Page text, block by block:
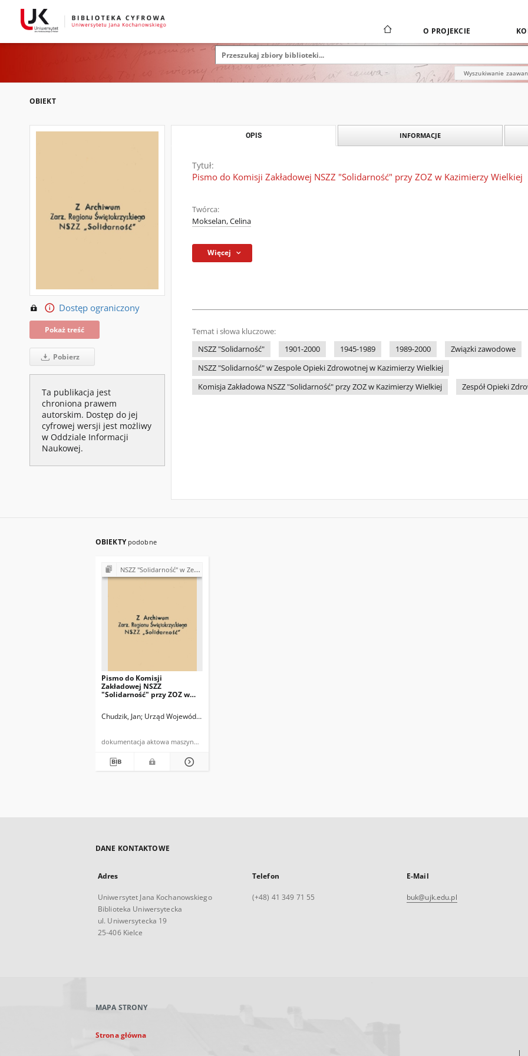
O PROJEKCIE
Wyszukiwanie
OBIEKT
Dostęp ograniczony
Pokaż treść
Pobierz
Ta publikacja jest
chroniona prawem
autorskim. Dostęp do jej
cyfrowej wersji jest możliwy
w Oddziale Informacji
Naukowej.
OPIS INFORMACJE
Tytuł:
Pismo do Komisji Zakładowej NSZZ "Solidarność" przy ZOZ w Kazimierzy Wielkiej
Twórca:
Mokselan, Celina
Więcej
Temat i słowa kluczowe:
NSZZ "Solidarność"
1901-2000 1945-1989 1989-2000
Związki zawodowe
NSZZ "Solidarność" w Zespole Opieki Zdrowotnej w Kazimierzy Wielkiej
Komisja Zakładowa NSZZ "Solidarność" przy ZOZ w Kazimierzy Wielkiej
Zespół Opieki
OBIEKTY podobne
NSZZ "Solidarność" w Zespole Opieki Zdrowotnej w Kazimierzy Wielkiej
Pismo do Komisji
Zakładowej NSZZ
"Solidarność" przy ZOZ w
Chudzik, Jan Urząd Wojewódzki w Kielcach
dokumentacja aktowa maszynopis
DANE KONTAKTOWE
Adres
Uniwersytet Jana Kochanowskiego
Biblioteka Uniwersytecka
ul. Uniwersytecka 19
25-406 Kielce
Telefon
(+48) 41 349 71 55
E-Mail
buk@ujk.edu.pl
MAPA STRONY
Strona główna